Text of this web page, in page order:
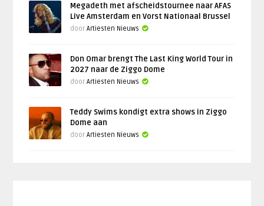
Megadeth met afscheidstournee naar AFAS
Live Amsterdam en Vorst Nationaal Brussel
doorArtiesten Nieuws
Don Omar brengt The Last King World Tour in
2027 naar de Ziggo Dome
doorArtiesten Nieuws
Teddy Swims kondigt extra shows in Ziggo
Dome aan
doorArtiesten Nieuws